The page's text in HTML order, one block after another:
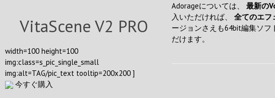
VitaScene V2 PRO
width=100 height=100
img:class=s_pic_single_small
img:alt=TAG/pic_text tooltip=200x200 ]
今すぐ購入
Adorageについては、 最新の
入いただければ、 全てのエフ
ージョンさえも64bit編集ソフ
だけます。